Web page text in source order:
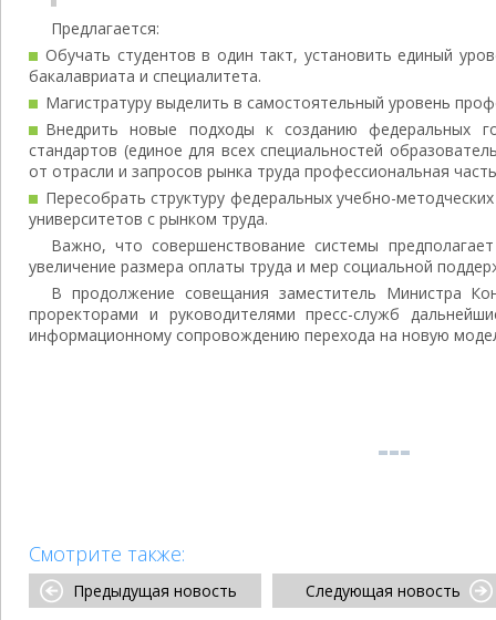
Предлагается:
Обучать студентов в один такт, установить единый
бакалавриата и специалитета.
Магистратуру выделить в самостоятельный уровень
Внедрить новые подходы к созданию федеральных
стандартов (единое для всех специальностей
от отрасли и запросов рынка труда профессиональная
Пересобрать структуру федеральных учебно-
университетов с рынком труда.
Важно, что совершенствование системы
увеличение размера оплаты труда и мер социальной
В продолжение совещания заместитель Министра
проректорами и руководителями пресс-служб
информационному сопровождению перехода на новую
Смотрите также:
Предыдущая новость Следующая новость